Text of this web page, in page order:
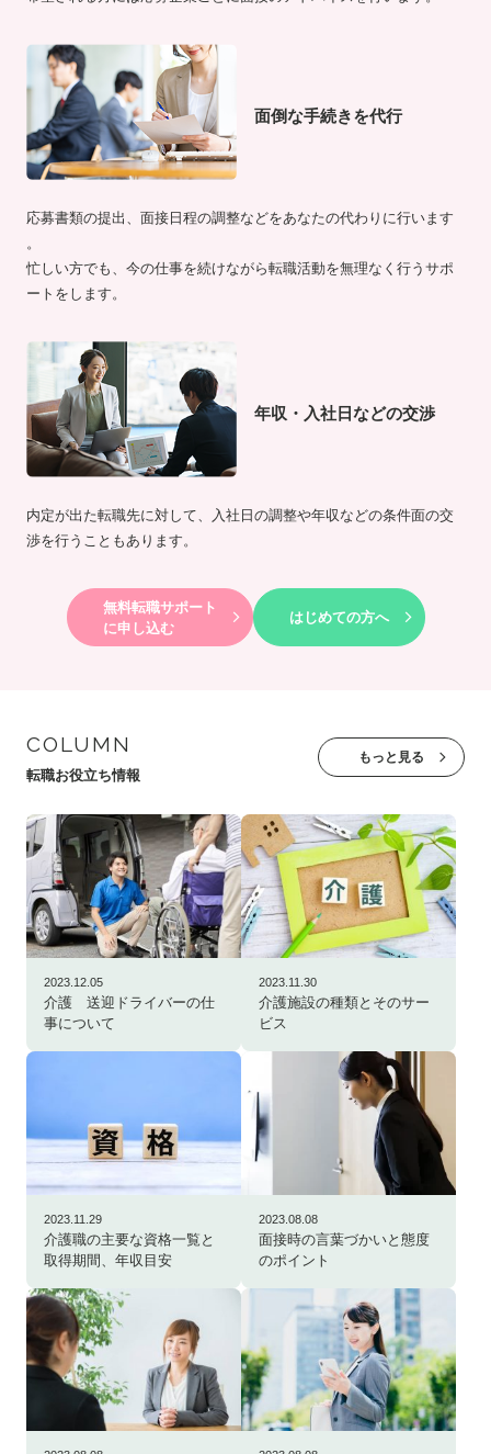
面倒な手続きを代行
応募書類の提出、面接日程の調整などをあなたの代わりに行います
。
忙しい方でも、今の仕事を続けながら転職活動を無理なく行うサポ
ートをします。
年収・入社日などの交渉
内定が出た転職先に対して、入社日の調整や年収などの条件面の交
渉を行うこともあります。
無料転職サポート
に申し込む
はじめての方へ
COLUMN
転職お役立ち情報
もっと見る
2023.12.05
介護 送迎ドライバーの仕
事について
2023.11.30
介護施設の種類とそのサー
ビス
2023.11.29
介護職の主要な資格一覧と
取得期間、年収目安
2023.08.08
面接時の言葉づかいと態度
のポイント